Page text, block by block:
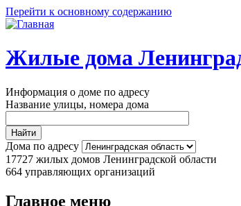
Перейти к основному содержанию
Жилые дома
Информация о доме по адресу
Название улицы, номера дома
Дома по адресу
17727 жилых домов Ленинградской области
664 управляющих организаций
Главное меню